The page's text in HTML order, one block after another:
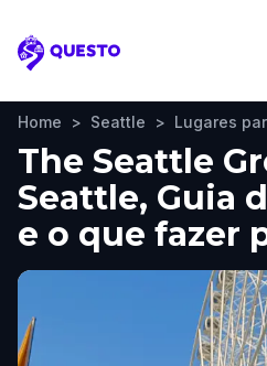
Questo
Home > Seattle > Lugares
The Seattle
Seattle, Guia
e o que fazer